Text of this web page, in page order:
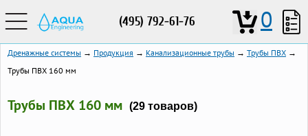
(495) 792-61-76 0
Дренажные системы → Продукция → Канализационные трубы → Трубы ПВХ →
Трубы ПВХ 160 мм
Трубы ПВХ 160 мм (29 товаров)